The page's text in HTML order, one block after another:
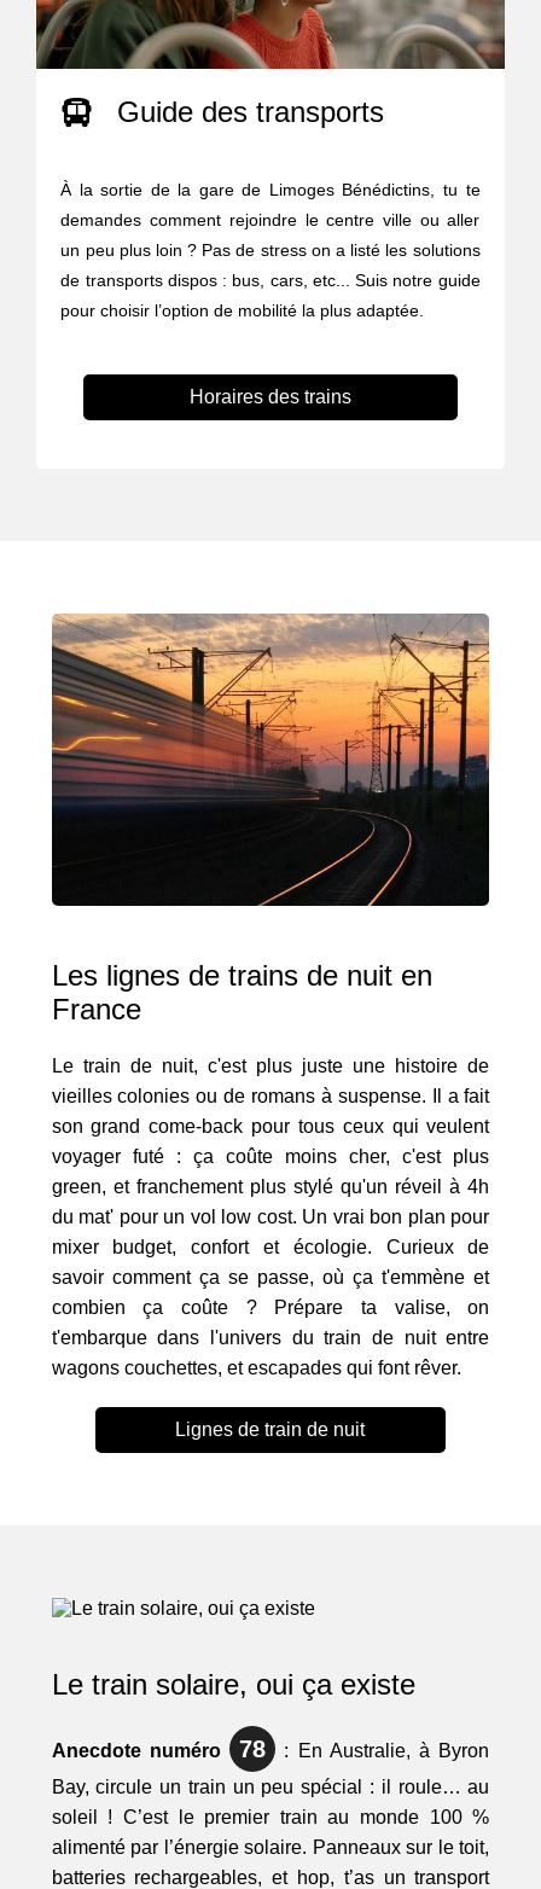
Guide des transports
À la sortie de la gare de Limoges Bénédictins, tu te
demandes comment rejoindre le centre ville ou aller
un peu plus loin ? Pas de stress on a listé les solutions
de transports dispos : bus, cars, etc... Suis notre guide
pour choisir l’option de mobilité la plus adaptée.
Horaires des trains
Les lignes de trains de nuit en
France
Le train de nuit, c'est plus juste une histoire de
vieilles colonies ou de romans à suspense. Il a fait
son grand come-back pour tous ceux qui veulent
voyager futé : ça coûte moins cher, c'est plus
green, et franchement plus stylé qu'un réveil à 4h
du mat' pour un vol low cost. Un vrai bon plan pour
mixer budget, confort et écologie. Curieux de
savoir comment ça se passe, où ça t'emmène et
combien ça coûte ? Prépare ta valise, on
t'embarque dans l'univers du train de nuit entre
wagons couchettes, et escapades qui font rêver.
Lignes de train de nuit
Le train solaire, oui ça existe
Anecdote numéro 78
: En Australie, à Byron
Bay, circule un train un peu spécial : il roule… au
soleil ! C’est le premier train au monde 100 %
alimenté par l’énergie solaire. Panneaux sur le toit,
batteries rechargeables, et hop, t’as un transport